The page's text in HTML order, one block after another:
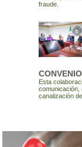
fraude.
Esta
comunicación,
canalización